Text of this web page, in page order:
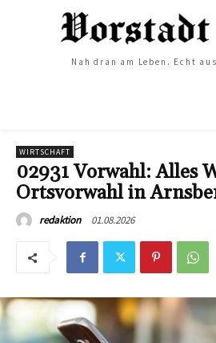
Nah dran am Leben. Echt
WIRTSCHAFT
02931 Vorwahl: Alles
Ortsvorwahl in
redaktion 01.08.2026